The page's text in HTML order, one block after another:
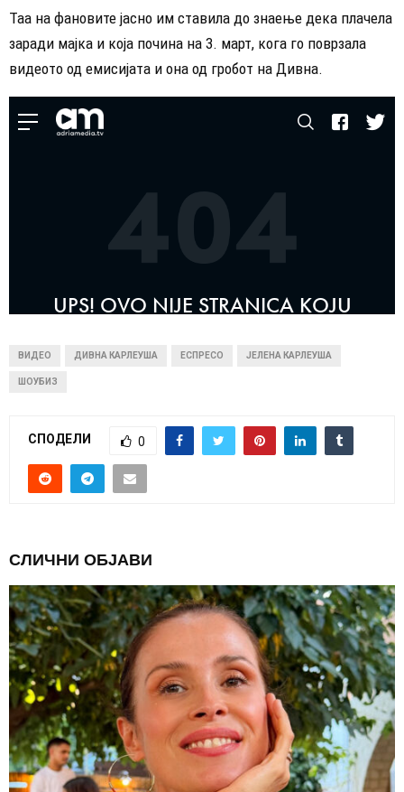
Таа на фановите јасно им ставила до знаење дека плачела
заради мајка и која почина на 3. март, кога го поврзала
видеото од емисијата и она од гробот на Дивна.
ВИДЕО ДИВНА КАРЛЕУША ЕСПРЕСО ЈЕЛЕНА КАРЛЕУША
ШОУБИЗ
СПОДЕЛИ 0
СЛИЧНИ ОБЈАВИ